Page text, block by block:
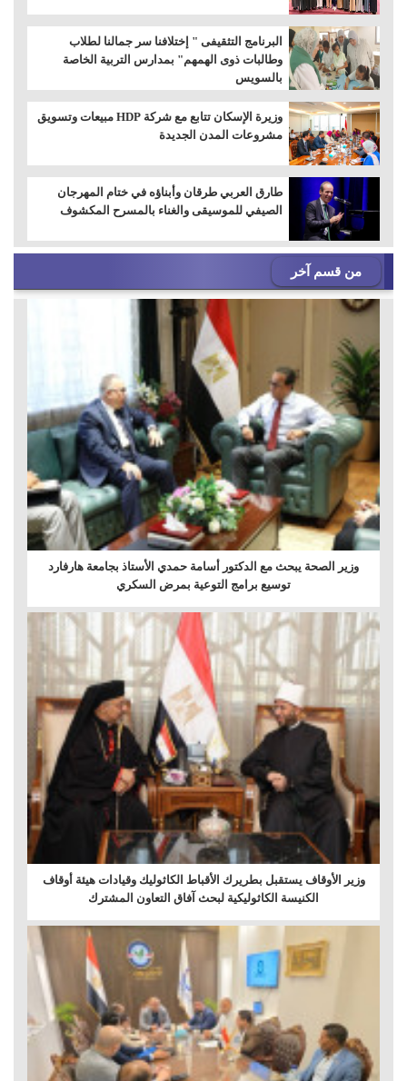
البرنامج التثقيفى " إختلافنا سر جمالنا لطلاب
وطالبات ذوى الهمهم" بمدارس التربية الخاصة
بالسويس
وزيرة الإسكان تتابع مع شركة HDP مبيعات وتسويق
مشروعات المدن الجديدة
طارق العربي طرقان وأبناؤه في ختام المهرجان
الصيفي للموسيقى والغناء بالمسرح المكشوف
من قسم آخر
وزير الصحة يبحث مع الدكتور أسامة حمدي الأستاذ بجامعة هارفارد
توسيع برامج التوعية بمرض السكري
وزير الأوقاف يستقبل بطريرك الأقباط الكاثوليك وقيادات هيئة أوقاف
الكنيسة الكاثوليكية لبحث آفاق التعاون المشترك